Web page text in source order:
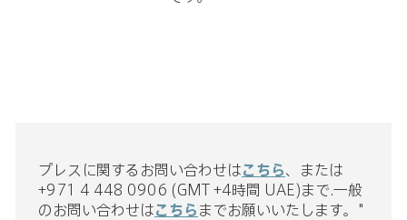
プレスに関するお問い合わせはこちら、または
+971 4 448 0906 (GMT +4時間 UAE)まで.一般
のお問い合わせはこちらまでお願いいたします。"